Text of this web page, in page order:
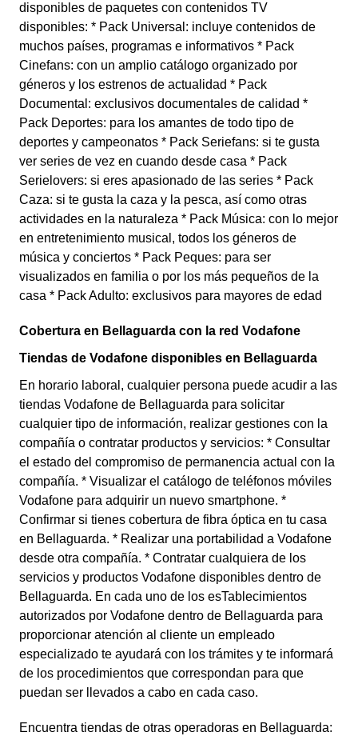
disponibles de paquetes con contenidos TV
disponibles: * Pack Universal: incluye contenidos de
muchos países, programas e informativos * Pack
Cinefans: con un amplio catálogo organizado por
géneros y los estrenos de actualidad * Pack
Documental: exclusivos documentales de calidad *
Pack Deportes: para los amantes de todo tipo de
deportes y campeonatos * Pack Seriefans: si te gusta
ver series de vez en cuando desde casa * Pack
Serielovers: si eres apasionado de las series * Pack
Caza: si te gusta la caza y la pesca, así como otras
actividades en la naturaleza * Pack Música: con lo mejor
en entretenimiento musical, todos los géneros de
música y conciertos * Pack Peques: para ser
visualizados en familia o por los más pequeños de la
casa * Pack Adulto: exclusivos para mayores de edad
Cobertura en Bellaguarda con la red Vodafone
Tiendas de Vodafone disponibles en Bellaguarda
En horario laboral, cualquier persona puede acudir a las
tiendas Vodafone de Bellaguarda para solicitar
cualquier tipo de información, realizar gestiones con la
compañía o contratar productos y servicios: * Consultar
el estado del compromiso de permanencia actual con la
compañía. * Visualizar el catálogo de teléfonos móviles
Vodafone para adquirir un nuevo smartphone. *
Confirmar si tienes cobertura de fibra óptica en tu casa
en Bellaguarda. * Realizar una portabilidad a Vodafone
desde otra compañía. * Contratar cualquiera de los
servicios y productos Vodafone disponibles dentro de
Bellaguarda. En cada uno de los esTablecimientos
autorizados por Vodafone dentro de Bellaguarda para
proporcionar atención al cliente un empleado
especializado te ayudará con los trámites y te informará
de los procedimientos que correspondan para que
puedan ser llevados a cabo en cada caso.
Encuentra tiendas de otras operadoras en Bellaguarda: